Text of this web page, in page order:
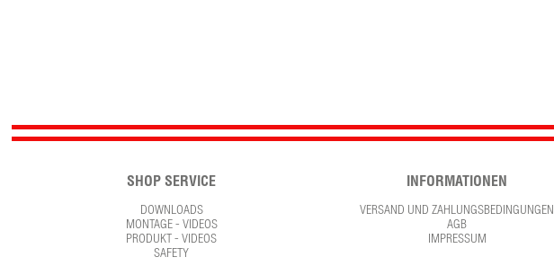
SHOP SERVICE
DOWNLOADS
MONTAGE - VIDEOS
PRODUKT - VIDEOS
SAFETY
INFORMATIONEN
VERSAND UND ZAHLUNGSBEDINGUNGEN
AGB
IMPRESSUM